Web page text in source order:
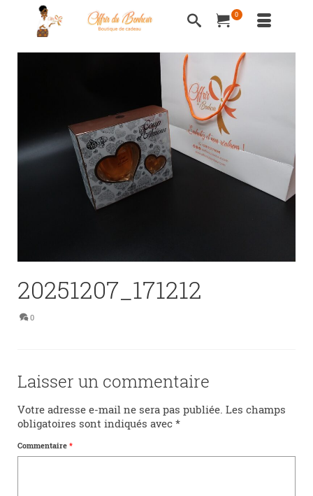
0
20251207_171212
0
Laisser un commentaire
Votre adresse e-mail ne sera pas publiée. Les champs
obligatoires sont indiqués avec *
Commentaire *